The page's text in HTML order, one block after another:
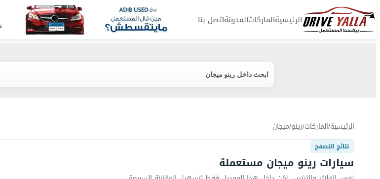
الرئيسيةالماركاتالمدونةاتصل بنا
ابحث داخل رينو ميجان
الرئيسية/الماركات/رينو/ميجان
نتائج التصفح
سيارات رينو ميجان مستعملة